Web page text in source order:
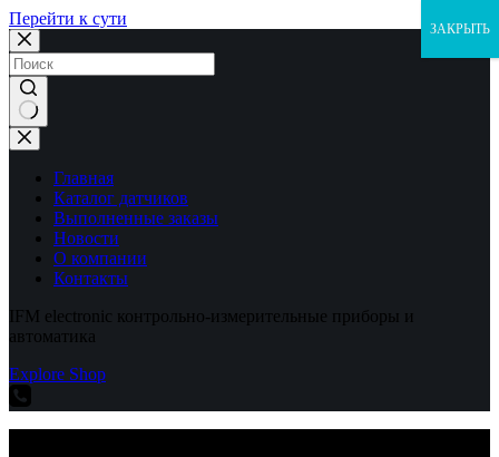
Перейти к сути
Ничего
не
найденоГлавная
Каталог датчиков
Выполненные заказы
Новости
О компании
Контакты
IFM electronic контрольно-измерительные приборы и
автоматика
Explore Shop
ЗАКРЫТЬ